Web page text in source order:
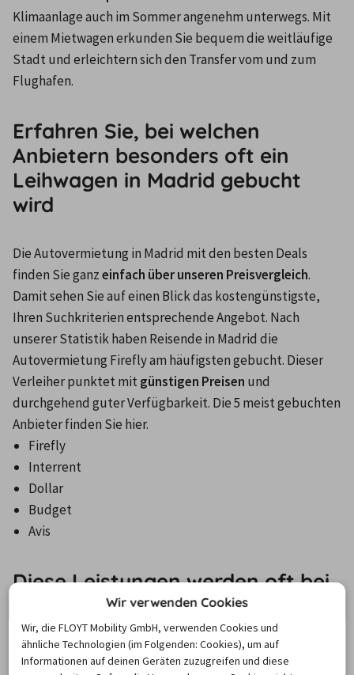
Klimaanlage auch im Sommer angenehm unterwegs. Mit
einem Mietwagen erkunden Sie bequem die weitläufige
Stadt und erleichtern sich den Transfer vom und zum
Flughafen.
Erfahren Sie, bei welchen
Anbietern besonders oft ein
Leihwagen in Madrid gebucht
wird
Die Autovermietung in Madrid mit den besten Deals
finden Sie ganz einfach über unseren Preisvergleich.
Damit sehen Sie auf einen Blick das kostengünstigste,
Ihren Suchkriterien entsprechende Angebot. Nach
unserer Statistik haben Reisende in Madrid die
Autovermietung Firefly am häufigsten gebucht. Dieser
Verleiher punktet mit günstigen Preisen und
durchgehend guter Verfügbarkeit. Die 5 meist gebuchten
Anbieter finden Sie hier.
Firefly
Interrent
Dollar
Budget
Avis
Diese Leistungen werden oft bei
einem Leihwagen in Madrid
ausgewählt
Wir verwenden Cookies
Wir, die FLOYT Mobility GmbH, verwenden Cookies und
ähnliche Technologien (im Folgenden: Cookies), um auf
Informationen auf deinen Geräten zuzugreifen und diese